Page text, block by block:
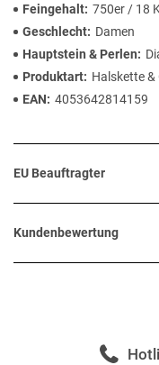
Feingehalt 750er / 18
Geschlecht
Damen
Hauptstein & Perlen
Produktart
Halskette &
EAN
4053642814159
EU Beauftragter
Kundenbewertung